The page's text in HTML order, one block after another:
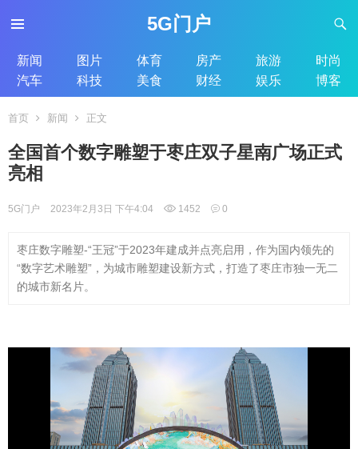
5G门户
新闻 图片 体育 房产 旅游
时尚
汽车
科技 美食 财经 娱乐 博客
首页 新闻 正文
全国首个数字雕塑于枣庄双子星南广场正式
亮相
5G门户 2023年2月3日 下午4:04 1452 0
枣庄数字雕塑-“王冠”于2023年建成并点亮启用，作为国内领先的
“数字艺术雕塑”，为城市雕塑建设新方式，打造了枣庄市独一无二
的城市新名片。